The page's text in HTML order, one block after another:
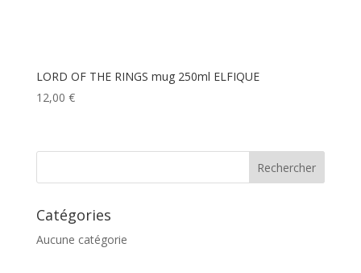
LORD OF THE RINGS mug 250ml ELFIQUE
12,00 €
Catégories
Aucune catégorie